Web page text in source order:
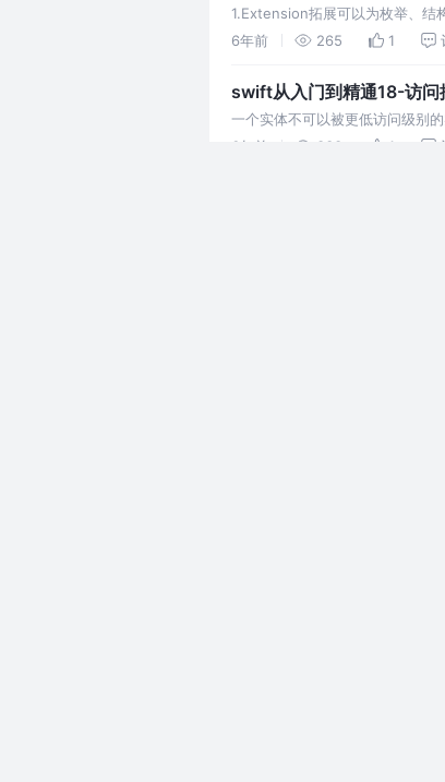
1.Extension拓展可以为枚举、结
父类，不能添加指定初始化器2.计
6年前 265 1
swift从入门到精通18-访问
一个实体不可以被更低访问级别
public，那么成员\嵌套类型默认
6年前 333 1